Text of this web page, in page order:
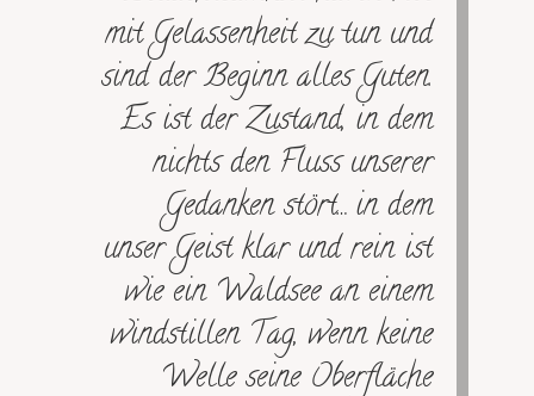
mit Gelassenheit zu tun und
sind der Beginn alles Guten.
Es ist der Zustand, in dem
nichts den Fluss unserer
Gedanken stört… in dem
unser Geist klar und rein ist
wie ein Waldsee an einem
windstillen Tag, wenn keine
Welle seine Oberfläche